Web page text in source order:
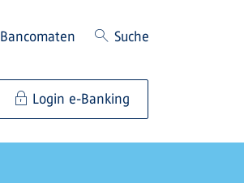
Bancomaten Suche
Login e-Banking